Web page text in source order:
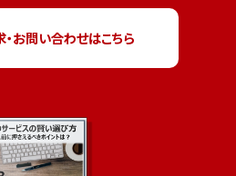
お問い合わせはこちら